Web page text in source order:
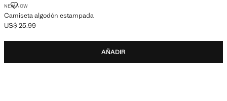
NEW NOW
Camiseta algodón estampada
CAMISETA ALGODÓN ESTAMPADA
Precio actual [US$ 25.99 ]
US$ 25.99
AÑADIR